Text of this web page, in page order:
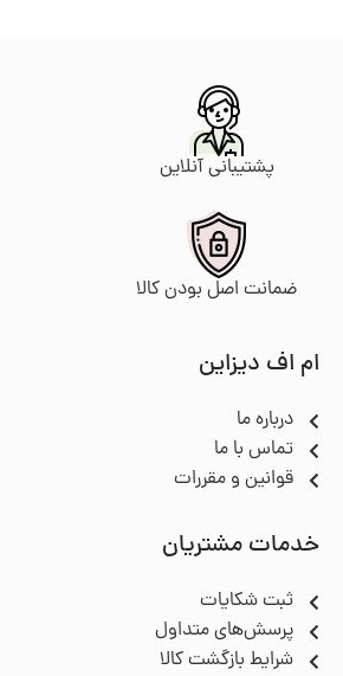
پشتیبانی آنلاین
ضمانت اصل بودن کالا
ام اف دیزاین
درباره ما
تماس با ما
قوانین و مقررات
خدمات مشتریان
ثبت شکایات
پرسش‌های متداول
شرایط بازگشت کالا